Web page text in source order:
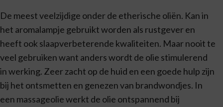
De meest veelzijdige onder de etherische oliën. Kan in
het aromalampje gebruikt worden als rustgever en
heeft ook slaapverbeterende kwaliteiten. Maar nooit te
veel gebruiken want anders wordt de olie stimulerend
in werking. Zeer zacht op de huid en een goede hulp zijn
bij het ontsmetten en genezen van brandwondjes. In
een massageolie werkt de olie ontspannend bij